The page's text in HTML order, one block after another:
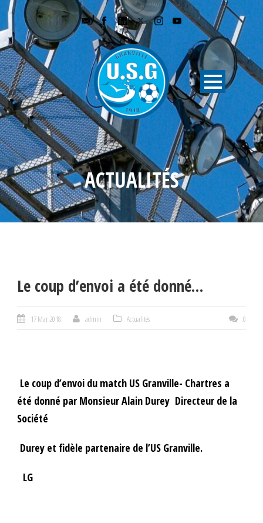
ACTUALITÉS
Le coup d’envoi a été donné…
17 Mar 2018 admin Actualités 0
Le coup d’envoi du match US Granville- Chartres a
été donné par Monsieur Alain Durey Directeur de la
Société
Durey et fidèle partenaire de l’US Granville.
LG